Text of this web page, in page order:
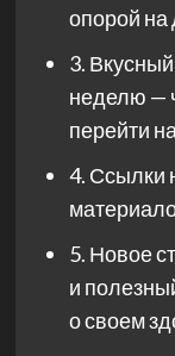
опорой на
3.
неделю —
перейти
4. Ссылки
5. Новое
и
о своем